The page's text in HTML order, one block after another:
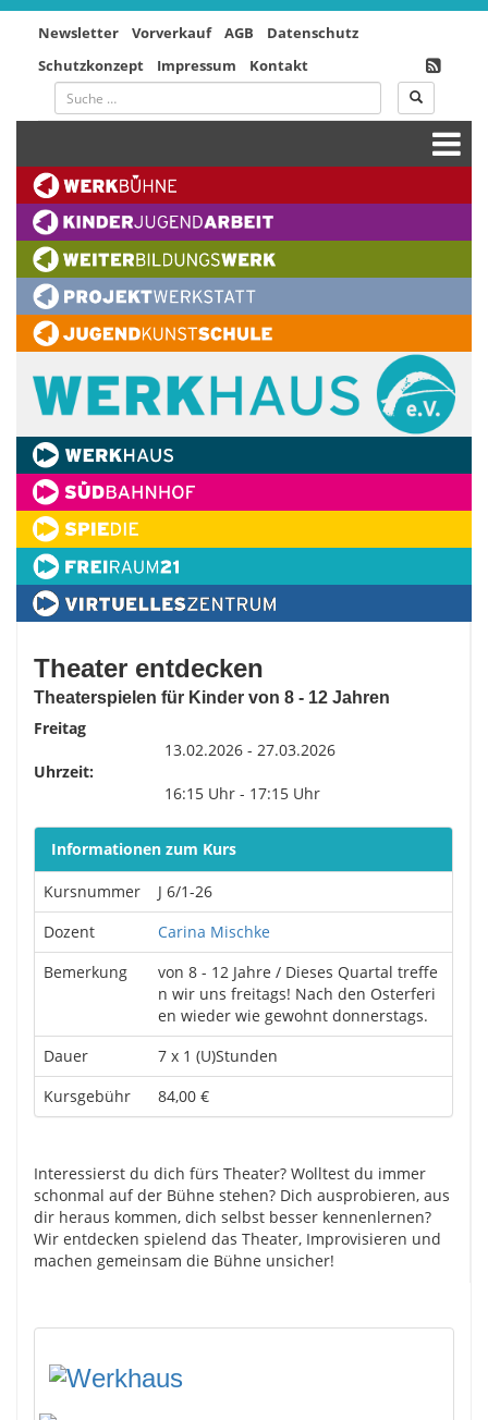
Newsletter Vorverkauf AGB
Datenschutz
Schutzkonzept
Impressum Kontakt
Theater entdecken
Theaterspielen für Kinder von 8 - 12 Jahren
Freitag
13.02.2026 - 27.03.2026
Uhrzeit:
16:15 Uhr - 17:15 Uhr
Informationen zum Kurs
Kursnummer
J 6/1-26
Dozent
Carina Mischke
Bemerkung
von 8 - 12 Jahre / Dieses Quartal treffe
n wir uns freitags! Nach den Osterferi
en wieder wie gewohnt donnerstags.
Dauer
7 x 1 (U)Stunden
Kursgebühr
84,00 €
Interessierst du dich fürs Theater? Wolltest du immer
schonmal auf der Bühne stehen? Dich ausprobieren, aus
dir heraus kommen, dich selbst besser kennenlernen?
Wir entdecken spielend das Theater, Improvisieren und
machen gemeinsam die Bühne unsicher!